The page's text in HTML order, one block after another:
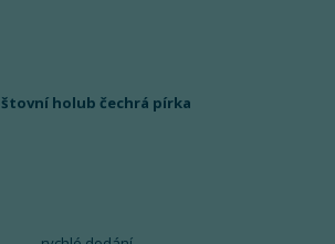
holub čechrá pírka